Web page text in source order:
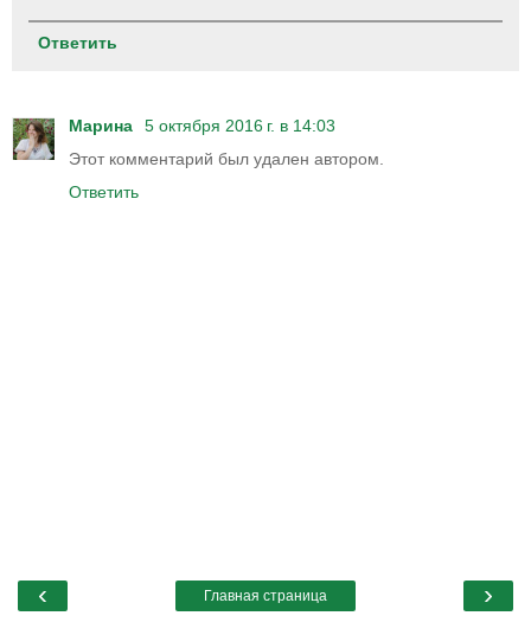
Ответить
Марина
5 октября 2016 г. в 14:03
Этот комментарий был удален автором.
Ответить
‹ ›
Главная страница